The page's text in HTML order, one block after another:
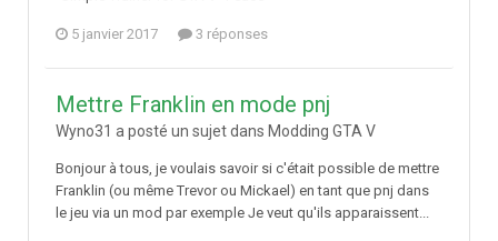
5 janvier 2017 3 réponses
Mettre Franklin en mode pnj
Wyno31 a posté un sujet dans Modding GTA V
Bonjour à tous, je voulais savoir si c'était possible de mettre
Franklin (ou même Trevor ou Mickael) en tant que pnj dans
le jeu via un mod par exemple Je veut qu'ils apparaissent...